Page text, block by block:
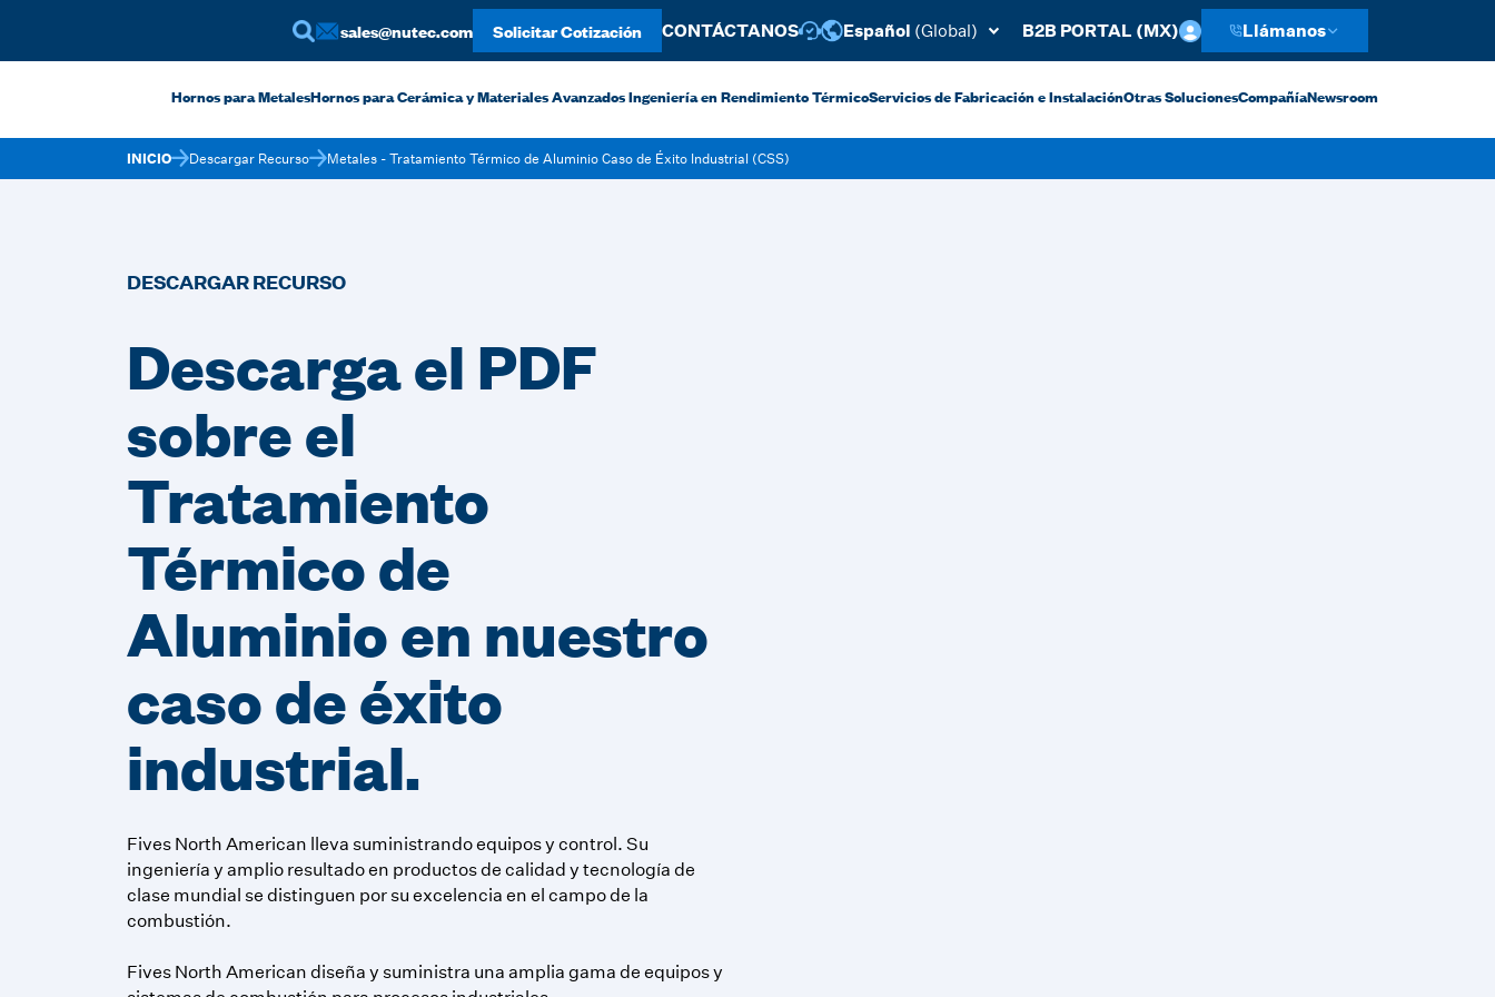
sales@nutec.com Solicitar Cotización CONTÁCTANOS Español (Global) B2B PORTAL (MX) Llámanos
Hornos para MetalesHornos para Cerámica y Materiales AvanzadosIngeniería en Rendimiento TérmicoServicios de Fabricación e InstalaciónOtras SolucionesCompañíaNewsroom
INICIO Descargar Recurso Metales - Tratamiento Térmico de Aluminio Caso de Éxito Industrial (CSS)
DESCARGAR RECURSO
Descarga el PDF
sobre el
Tratamiento
Térmico de
Aluminio en nuestro
caso de éxito
industrial.
Fives North American lleva suministrando equipos y control. Su
ingeniería y amplio resultado en productos de calidad y tecnología de
clase mundial se distinguen por su excelencia en el campo de la
combustión.
Fives North American diseña y suministra una amplia gama de equipos y